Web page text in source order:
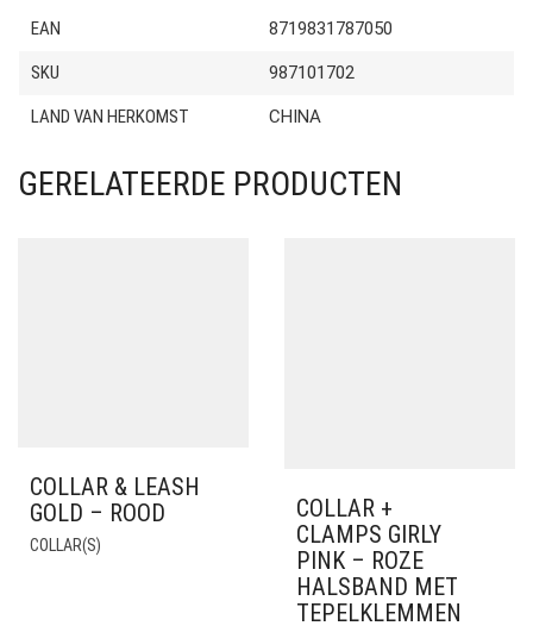
EAN 8719831787050
SKU 987101702
LAND VAN HERKOMST CHINA
GERELATEERDE PRODUCTEN
COLLAR & LEASH
GOLD – ROOD
COLLAR(S)
COLLAR +
CLAMPS GIRLY
PINK – ROZE
HALSBAND MET
TEPELKLEMMEN